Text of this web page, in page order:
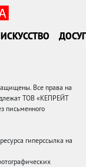
ИСКУССТВО ДОСУГ
Все права на
ТОВ «КЕПРЕЙТ
письменного
гиперссылка на